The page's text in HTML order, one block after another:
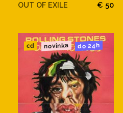
OUT OF EXILE € 50
cd novinka do 24h